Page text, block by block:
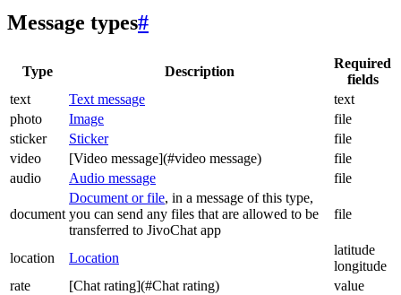
Message types#
Type Description
Required
fields
text
Text message
text
photo
Image
file
sticker
Sticker
file
video
[Video message](#video message)
file
audio
Audio message file
document
Document or file, in a message of this type,
you can send any files that are allowed to be
transferred to JivoChat app
file
location Location
latitude
longitude
rate
[Chat rating](#Chat rating)
value